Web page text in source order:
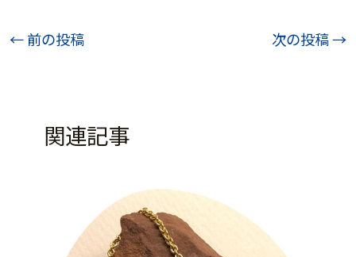
投
←前の投稿 次の投稿→
関連記事